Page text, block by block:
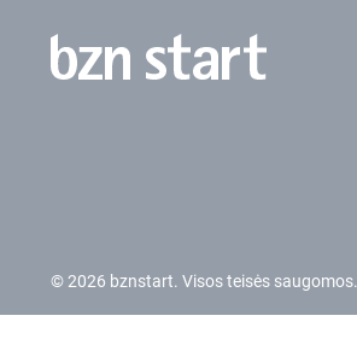
© 2026 bznstart. Visos teisės saugomos.